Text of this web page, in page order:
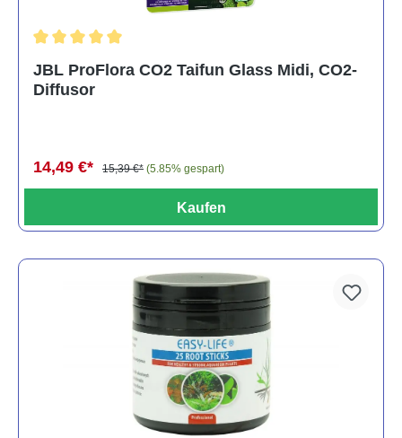
JBL ProFlora CO2 Taifun Glass Midi, CO2-
Diffusor
14,49 €* 15,39 €* (5.85% gespart)
Kaufen